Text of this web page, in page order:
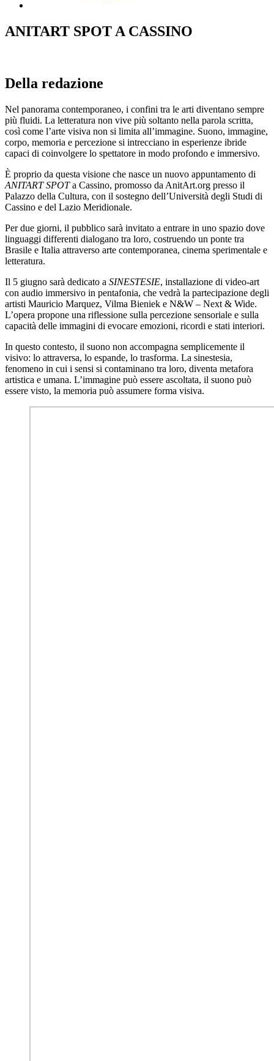
ANITART SPOT A CASSINO
Della redazione
Nel panorama contemporaneo, i confini tra le arti diventano sempre
più fluidi. La letteratura non vive più soltanto nella parola scritta,
così come l’arte visiva non si limita all’immagine. Suono, immagine,
corpo, memoria e percezione si intrecciano in esperienze ibride
capaci di coinvolgere lo spettatore in modo profondo e immersivo.
È proprio da questa visione che nasce un nuovo appuntamento di
ANITART SPOTa Cassino, promosso da AnitArt.org presso il
Palazzo della Cultura, con il sostegno dell’Università degli Studi di
Cassino e del Lazio Meridionale.
Per due giorni, il pubblico sarà invitato a entrare in uno spazio dove
linguaggi differenti dialogano tra loro, costruendo un ponte tra
Brasile e Italia attraverso arte contemporanea, cinema sperimentale e
letteratura.
Il 5 giugno sarà dedicato a SINESTESIE, installazione di video-art
con audio immersivo in pentafonia, che vedrà la partecipazione degli
artisti Mauricio Marquez, Vilma Bieniek e N&W – Next & Wide.
L’opera propone una riflessione sulla percezione sensoriale e sulla
capacità delle immagini di evocare emozioni, ricordi e stati interiori.
In questo contesto, il suono non accompagna semplicemente il
visivo: lo attraversa, lo espande, lo trasforma. La sinestesia,
fenomeno in cui i sensi si contaminano tra loro, diventa metafora
artistica e umana. L’immagine può essere ascoltata, il suono può
essere visto, la memoria può assumere forma visiva.